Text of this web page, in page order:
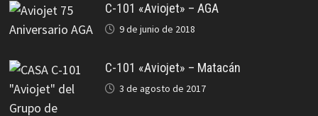
C-101 «Aviojet» – AGA
9 de junio de 2018
C-101 «Aviojet» – Matacán
3 de agosto de 2017